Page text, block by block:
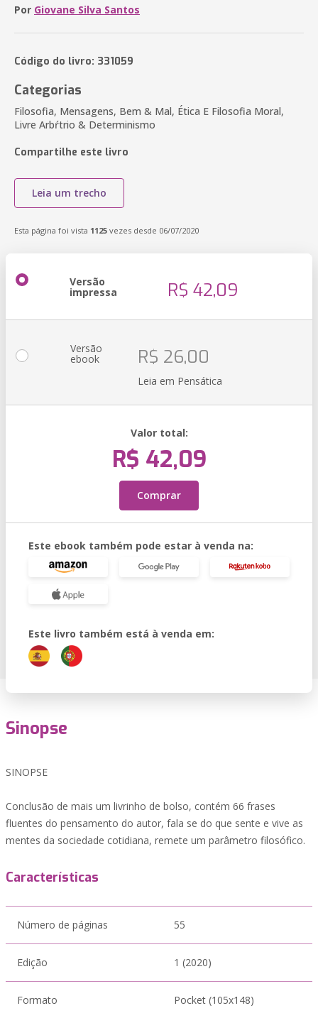
Por Giovane Silva Santos
Código do livro: 331059
Categorias
Filosofia, Mensagens, Bem & Mal, Ética E Filosofia Moral,
Livre Arbŕtrio & Determinismo
Compartilhe este livro
Leia um trecho
Esta página foi vista 1125 vezes desde 06/07/2020
Versão
impressa R$ 42,09
Versão
ebook R$ 26,00
Leia em Pensática
Valor total:
R$ 42,09
Comprar
Este ebook também pode estar à venda na:
Este livro também está à venda em:
Sinopse
SINOPSE
Conclusão de mais um livrinho de bolso, contém 66 frases
fluentes do pensamento do autor, fala se do que sente e vive as
mentes da sociedade cotidiana, remete um parâmetro filosófico.
Características
Número de páginas 55
Edição 1 (2020)
Formato Pocket (105x148)